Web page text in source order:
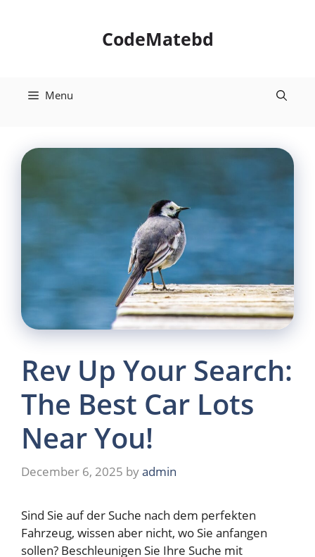
CodeMatebd
Menu
Rev Up Your Search:
The Best Car Lots
Near You!
December 6, 2025 byadmin
Sind Sie auf der Suche nach dem perfekten
Fahrzeug, wissen aber nicht, wo Sie anfangen
sollen? Beschleunigen Sie Ihre Suche mit